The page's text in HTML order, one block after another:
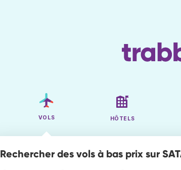
VOLS HÔTELS
Rechercher des vols à bas prix sur